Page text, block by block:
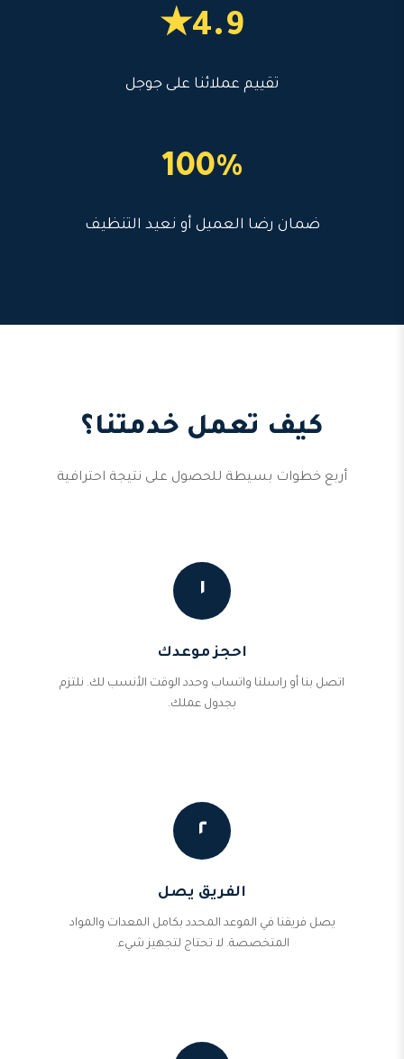
4.9★
تقييم عملائنا على جوجل
100%
ضمان رضا العميل أو نعيد التنظيف
كيف تعمل خدمتنا؟
أربع خطوات بسيطة للحصول على نتيجة احترافية
١
احجز موعدك
اتصل بنا أو راسلنا واتساب وحدد الوقت الأنسب لك. نلتزم
بجدول عملك.
٢
الفريق يصل
يصل فريقنا في الموعد المحدد بكامل المعدات والمواد
المتخصصة. لا تحتاج لتجهيز شيء.